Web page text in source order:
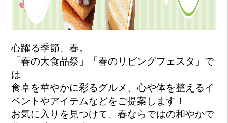
心躍る季節、春。
「春の大食品祭」「春のリビングフェスタ」で
は
食卓を華やかに彩るグルメ、心や体を整えるイ
ベントやアイテムなどをご提案します！
お気に入りを見つけて、春ならではの和やかで